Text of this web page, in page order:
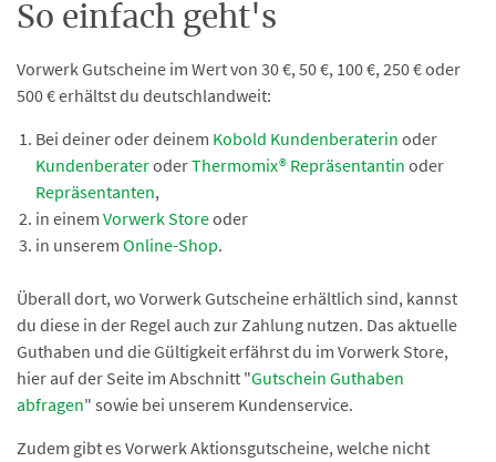
So einfach geht's
Vorwerk Gutscheine im Wert von 30 €, 50 €, 100 €, 250 € oder
500 € erhältst du deutschlandweit:
Bei deiner oder deinem Kobold Kundenberaterin oder
KundenberateroderThermomix® Repräsentantin oder
Repräsentanten,
in einem Vorwerk Storeoder
in unserem Online-Shop.
Überall dort, wo Vorwerk Gutscheine erhältlich sind, kannst
du diese in der Regel auch zur Zahlung nutzen. Das aktuelle
Guthaben und die Gültigkeit erfährst du im Vorwerk Store,
hier auf der Seite im Abschnitt "Gutschein Guthaben
abfragen" sowie bei unserem Kundenservice.
Zudem gibt es Vorwerk Aktionsgutscheine, welche nicht